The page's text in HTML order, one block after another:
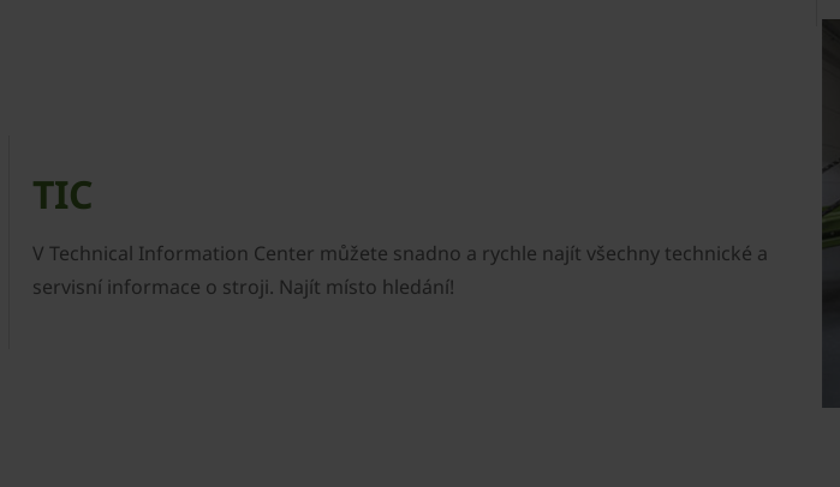
TIC
V Technical Information Center můžete snadno a rychle najít všechny technické a
servisní informace o stroji. Najít místo hledání!